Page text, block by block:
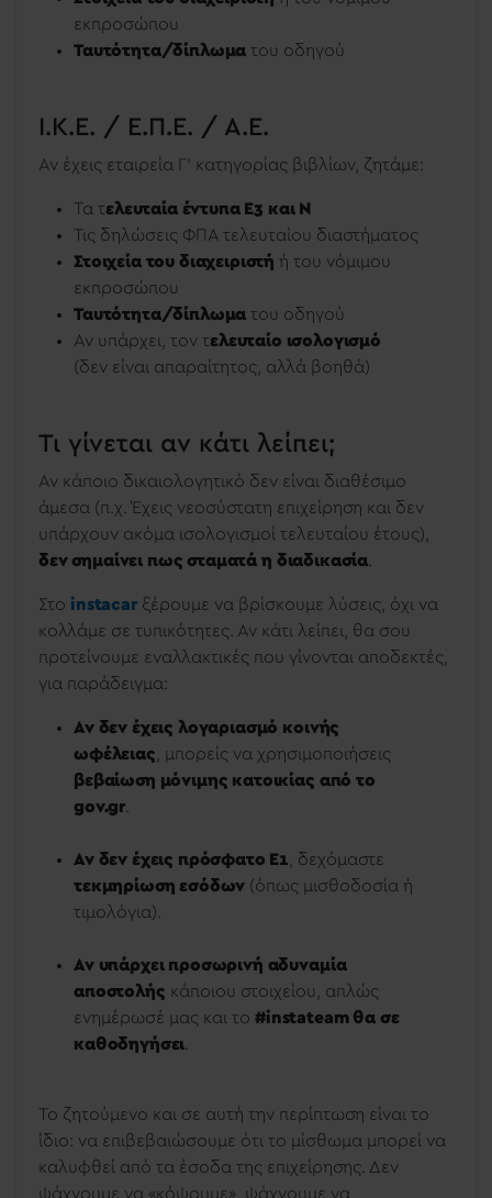
εκπροσώπου
Ταυτότητα/δίπλωματου οδηγού
Ι.Κ.Ε. / Ε.Π.Ε. / Α.Ε.
Αν έχεις εταιρεία Γ’ κατηγορίας βιβλίων, ζητάμε:
Τα τελευταία έντυπα Ε3 και Ν
Τις δηλώσεις ΦΠΑ τελευταίου διαστήματος
Στοιχεία του διαχειριστή ή του νόμιμου
εκπροσώπου
Ταυτότητα/δίπλωμα του οδηγού
Αν υπάρχει, τον τελευταίο ισολογισμό
(δεν είναι απαραίτητος, αλλά βοηθά)
Τι γίνεται αν κάτι λείπει;
Αν κάποιο δικαιολογητικό δεν είναι διαθέσιμο
άμεσα (π.χ. Έχεις νεοσύστατη επιχείρηση και δεν
υπάρχουν ακόμα ισολογισμοί τελευταίου έτους),
δεν σημαίνει πως σταματά η διαδικασία
Στο instacarξέρουμε να βρίσκουμε λύσεις, όχι να
κολλάμε σε τυπικότητες. Αν κάτι λείπει, θα σου
προτείνουμε εναλλακτικές που γίνονται αποδεκτές,
για παράδειγμα:
Αν δεν έχεις λογαριασμό κοινής
ωφέλειας , μπορείς να χρησιμοποιήσεις
βεβαίωση μόνιμης κατοικίας από το
gov.gr
Αν δεν έχεις πρόσφατο Ε1 , δεχόμαστε
τεκμηρίωση εσόδων (όπως μισθοδοσία ή
τιμολόγια).
Αν υπάρχει προσωρινή αδυναμία
αποστολής κάποιου στοιχείου, απλώς
ενημέρωσέ μας και το #instateam θα σε
καθοδηγήσει
Το ζητούμενο και σε αυτή την περίπτωση είναι το
ίδιο: να επιβεβαιώσουμε ότι το μίσθωμα μπορεί να
καλυφθεί από τα έσοδα της επιχείρησης. Δεν
ψάχνουμε να «κόψουμε», ψάχνουμε να